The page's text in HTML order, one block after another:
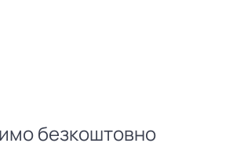
безкоштовно